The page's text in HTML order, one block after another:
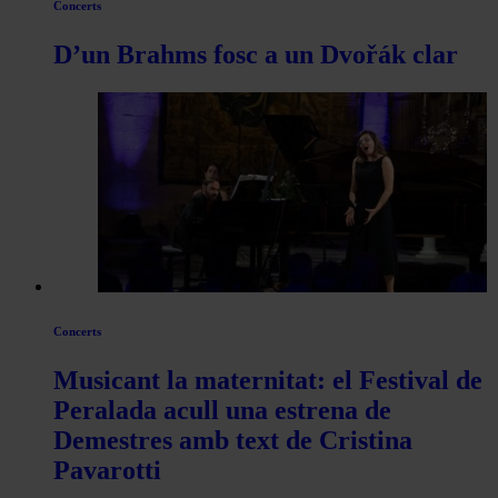
Concerts
D’un Brahms fosc a un Dvořák clar
Concerts
Musicant la maternitat: el Festival de
Peralada acull una estrena de
Demestres amb text de Cristina
Pavarotti